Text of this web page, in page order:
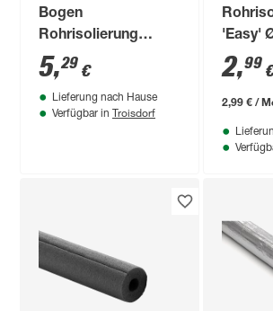
Bogen
Rohrisolierung
'Easy' Ø 22/25 mm
Dämmstärke,
selbstklebend
5,29 €
Lieferung nach Hause
Verfügbar in Troisdorf
'Easy'
2,99
2,99 € /